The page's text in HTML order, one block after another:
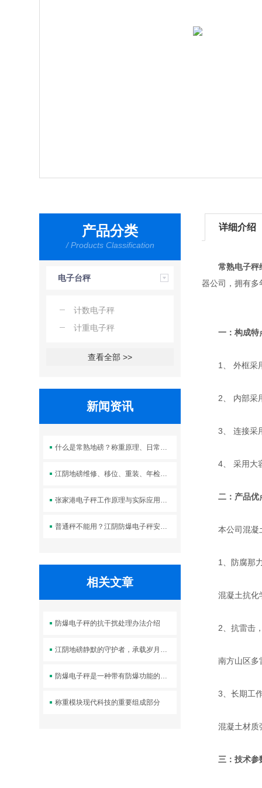
产品分类
/ Products Classification
电子台秤
计数电子秤
计重电子秤
查看全部 >>
新闻资讯
什么是常熟地磅？称重原理、日常校准与维护方法汇总
江阴地磅维修、移位、重装、年检服务
张家港电子秤工作原理与实际应用场景解析
普通秤不能用？江阴防爆电子秤安全优势全解析
相关文章
防爆电子秤的抗干扰处理办法介绍
江阴地磅静默的守护者，承载岁月的重量
防爆电子秤是一种带有防爆功能的电子秤
称重模块现代科技的重要组成部分
详细介绍
常熟电子秤
器公司，拥有
一：构成特
1、 外框采
2、 内部采
3、 连接采
4、 采用大
二：产品优
本公司混凝土
1、防腐那力
混凝土抗化学
2、抗雷击，
南方山区多雷
3、长期工作
混凝土材质强
三：技术参